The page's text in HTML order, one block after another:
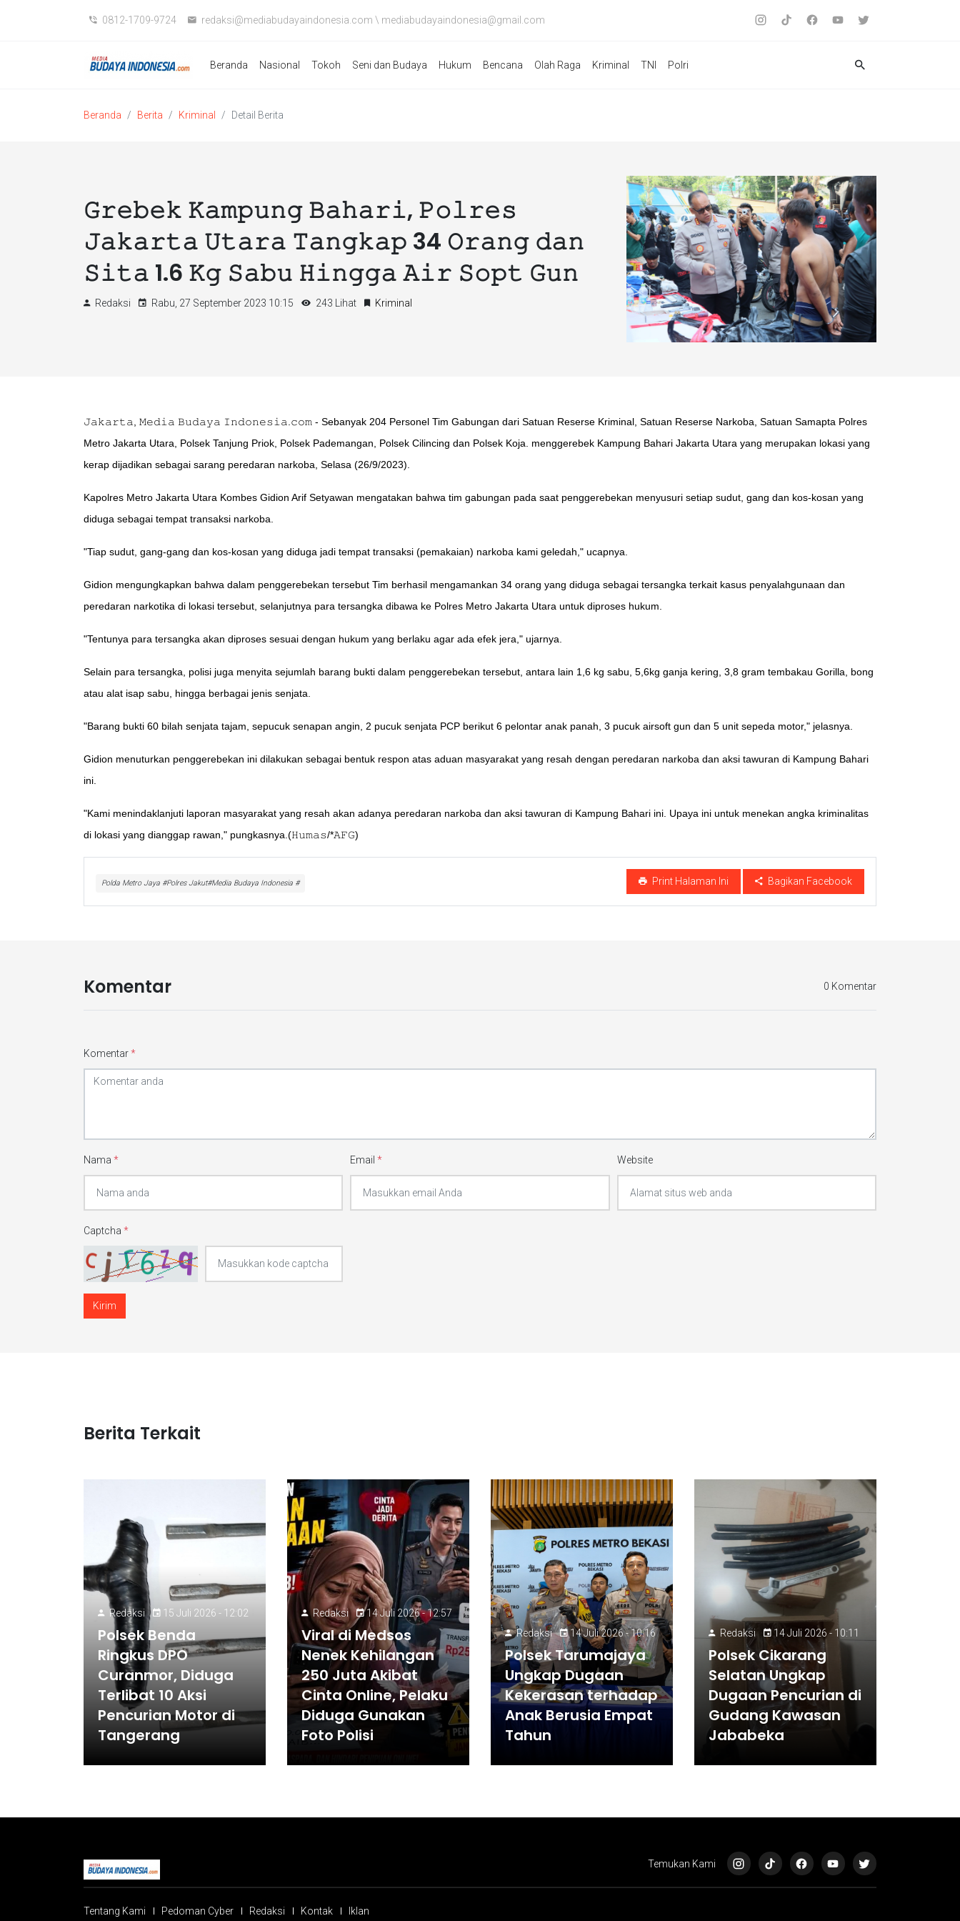
0812-1709-9724 redaksi@mediabudayaindonesia.com \ mediabudayaindonesia@gmail.com
Beranda Nasional Tokoh Seni dan Budaya Hukum Bencana Olah Raga Kriminal TNI Polri
Beranda Berita Kriminal Detail Berita
𝙶𝚛𝚎𝚋𝚎𝚔 𝙺𝚊𝚖𝚙𝚞𝚗𝚐 𝙱𝚊𝚑𝚊𝚛𝚒, 𝙿𝚘𝚕𝚛𝚎𝚜
𝙹𝚊𝚔𝚊𝚛𝚝𝚊 𝚄𝚝𝚊𝚛𝚊 𝚃𝚊𝚗𝚐𝚔𝚊𝚙 34 𝙾𝚛𝚊𝚗𝚐 𝚍𝚊𝚗
𝚂𝚒𝚝𝚊 1.6 𝙺𝚐 𝚂𝚊𝚋𝚞 𝙷𝚒𝚗𝚐𝚐𝚊 𝙰𝚒𝚛 𝚂𝚘𝚙𝚝 𝙶𝚞𝚗
Redaksi Rabu, 27 September 2023 10:15 243 Lihat Kriminal
𝙹𝚊𝚔𝚊𝚛𝚝𝚊, 𝙼𝚎𝚍𝚒𝚊 𝙱𝚞𝚍𝚊𝚢𝚊 𝙸𝚗𝚍𝚘𝚗𝚎𝚜𝚒𝚊.𝚌𝚘𝚖 - Sebanyak 204 Personel Tim Gabungan dari Satuan Reserse Kriminal, Satuan Reserse Narkoba, Satuan Samapta Polres
Metro Jakarta Utara, Polsek Tanjung Priok, Polsek Pademangan, Polsek Cilincing dan Polsek Koja. menggerebek Kampung Bahari Jakarta Utara yang merupakan lokasi yang
kerap dijadikan sebagai sarang peredaran narkoba, Selasa (26/9/2023).
Kapolres Metro Jakarta Utara Kombes Gidion Arif Setyawan mengatakan bahwa tim gabungan pada saat penggerebekan menyusuri setiap sudut, gang dan kos-kosan yang
diduga sebagai tempat transaksi narkoba.
"Tiap sudut, gang-gang dan kos-kosan yang diduga jadi tempat transaksi (pemakaian) narkoba kami geledah," ucapnya.
Gidion mengungkapkan bahwa dalam penggerebekan tersebut Tim berhasil mengamankan 34 orang yang diduga sebagai tersangka terkait kasus penyalahgunaan dan
peredaran narkotika di lokasi tersebut, selanjutnya para tersangka dibawa ke Polres Metro Jakarta Utara untuk diproses hukum.
"Tentunya para tersangka akan diproses sesuai dengan hukum yang berlaku agar ada efek jera," ujarnya.
Selain para tersangka, polisi juga menyita sejumlah barang bukti dalam penggerebekan tersebut, antara lain 1,6 kg sabu, 5,6kg ganja kering, 3,8 gram tembakau Gorilla, bong
atau alat isap sabu, hingga berbagai jenis senjata.
"Barang bukti 60 bilah senjata tajam, sepucuk senapan angin, 2 pucuk senjata PCP berikut 6 pelontar anak panah, 3 pucuk airsoft gun dan 5 unit sepeda motor," jelasnya.
Gidion menuturkan penggerebekan ini dilakukan sebagai bentuk respon atas aduan masyarakat yang resah dengan peredaran narkoba dan aksi tawuran di Kampung Bahari
ini.
"Kami menindaklanjuti laporan masyarakat yang resah akan adanya peredaran narkoba dan aksi tawuran di Kampung Bahari ini. Upaya ini untuk menekan angka kriminalitas
di lokasi yang dianggap rawan," pungkasnya.(𝙷𝚞𝚖𝚊𝚜/*𝙰𝙵𝙶)
Polda Metro Jaya #Polres Jakut#Media Budaya Indonesia # Print Halaman Ini Bagikan Facebook
Komentar 0 Komentar
Komentar*
Nama * Email* Website
Captcha *
Kirim
Berita Terkait
Redaksi 15 Juli 2026 - 12:02
Polsek Benda
Ringkus DPO
Curanmor, Diduga
Terlibat 10 Aksi
Pencurian Motor di
Tangerang
Redaksi 14 Juli 2026 - 12:57
Viral di Medsos
Nenek Kehilangan
250 Juta Akibat
Cinta Online, Pelaku
Diduga Gunakan
Foto Polisi
Redaksi 14 Juli 2026 - 10:16
Polsek Tarumajaya
Ungkap Dugaan
Kekerasan terhadap
Anak Berusia Empat
Tahun
Redaksi 14 Juli 2026 - 10:11
Polsek Cikarang
Selatan Ungkap
Dugaan Pencurian di
Gudang Kawasan
Jababeka
Temukan Kami
Tentang Kami Pedoman Cyber Redaksi Kontak Iklan